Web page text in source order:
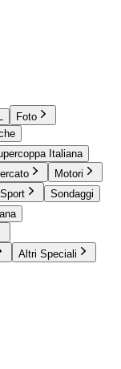
Foto
Italiana
Motori
Sondaggi
Altri Speciali